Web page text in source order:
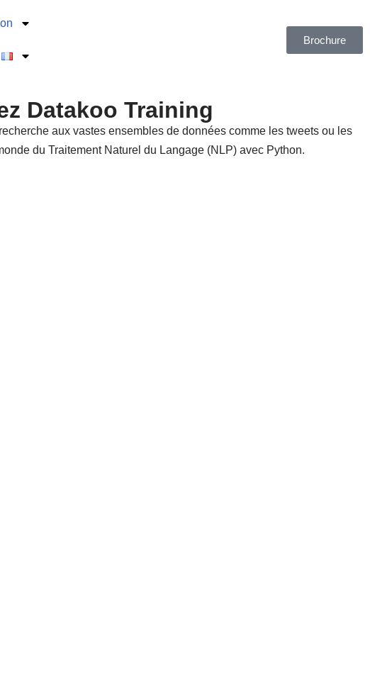
Brochure
Datakoo Training
aux vastes ensembles de données comme les tweets ou les
du Traitement Naturel du Langage (NLP) avec Python.